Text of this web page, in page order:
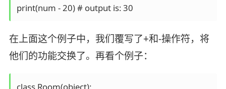
print(num - 20) # output is: 30
在上面这个例子中，我们覆写了+和-操作符，将
他们的功能交换了。再看个例子：
class Room(object):